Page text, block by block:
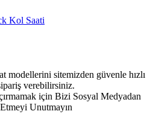
Kol Saati
modellerini sitemizden güvenle hızlı
verebilirsiniz.
için Bizi Sosyal Medyadan
Unutmayın